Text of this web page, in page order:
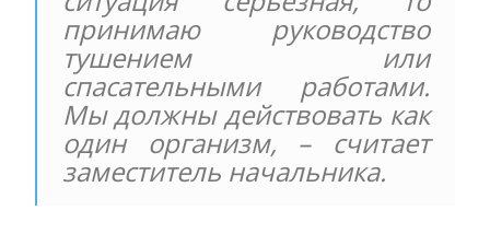
принимаю руководство
тушением или
спасательными работами.
Мы должны действовать как
один организм, – считает
заместитель начальника.